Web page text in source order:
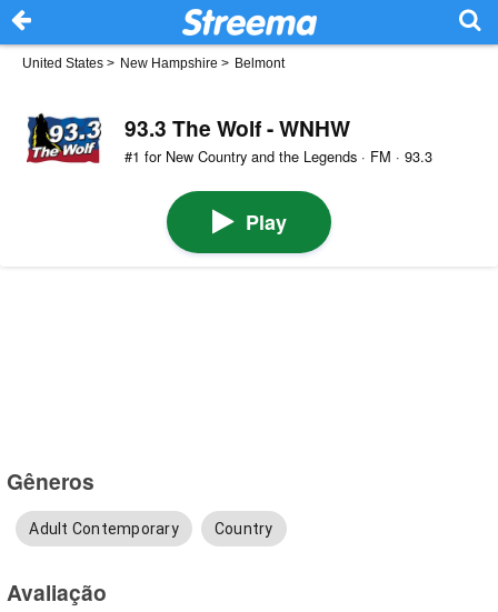
United States > New Hampshire > Belmont
93.3 The Wolf - WNHW
#1 for New Country and the Legends · FM · 93.3
Play
Gêneros
Adult Contemporary Country
Avaliação